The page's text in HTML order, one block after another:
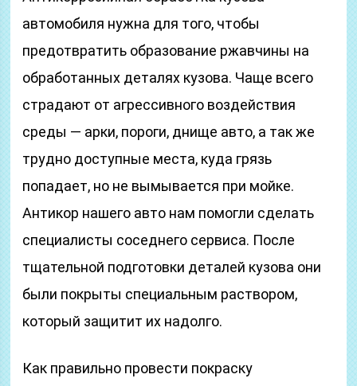
автомобиля нужна для того, чтобы
предотвратить образование ржавчины на
обработанных деталях кузова. Чаще всего
страдают от агрессивного воздействия
среды — арки, пороги, днище авто, а так же
трудно доступные места, куда грязь
попадает, но не вымывается при мойке.
Антикор нашего авто нам помогли сделать
специалисты соседнего сервиса. После
тщательной подготовки деталей кузова они
были покрыты специальным раствором,
который защитит их надолго.
Как правильно провести покраску